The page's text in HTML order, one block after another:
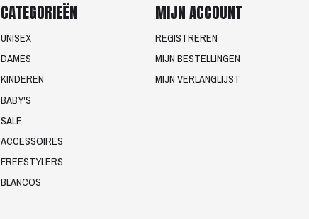
CATEGORIEËN
UNISEX
DAMES
KINDEREN
BABY'S
SALE
ACCESSOIRES
FREESTYLERS
BLANCOS
MIJN ACCOUNT
REGISTREREN
MIJN BESTELLINGEN
MIJN VERLANGLIJST